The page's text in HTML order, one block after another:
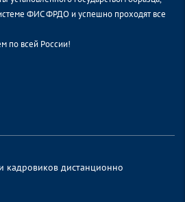
ФИС ФРДО и успешно проходят все
по всей России!
дистанционно